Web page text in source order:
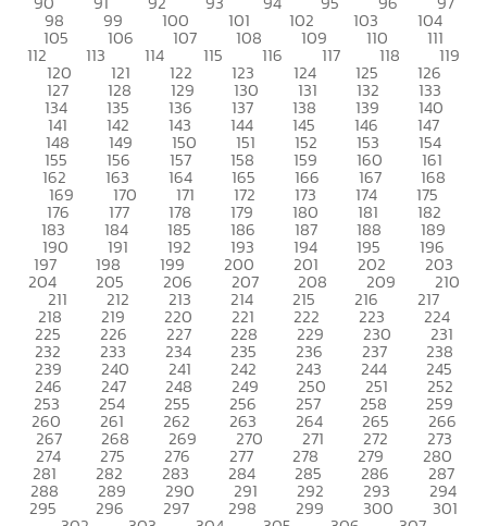
98 99 100 101 102 103 104
105 106 107 108 109 110 111
112 113 114 115 116 117 118 119
120 121 122 123 124 125 126
127 128 129 130 131 132 133
134 135 136 137 138 139 140
141 142 143 144 145 146 147
148 149 150 151 152 153 154
155 156 157 158 159 160 161
162 163 164 165 166 167 168
169 170 171 172 173 174 175
176 177 178 179 180 181 182
183 184 185 186 187 188 189
190 191 192 193 194 195 196
197 198 199 200 201 202 203
204 205 206 207 208 209 210
211 212 213 214 215 216 217
218 219 220 221 222 223 224
225 226 227 228 229 230 231
232 233 234 235 236 237 238
239 240 241 242 243 244 245
246 247 248 249 250 251 252
253 254 255 256 257 258 259
260 261 262 263 264 265 266
267 268 269 270 271 272 273
274 275 276 277 278 279 280
281 282 283 284 285 286 287
288 289 290 291 292 293 294
295 296 297 298 299 300 301